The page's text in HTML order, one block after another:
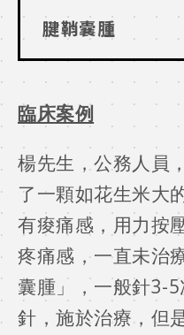
腱鞘囊腫
臨床案例
楊先生，公務人員
了一顆如花生米大
有痠痛感，用力按
疼痛感，一直未治
囊腫」，一般針3-
針，施於治療，但